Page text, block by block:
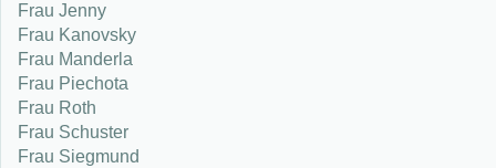
Frau Jenny
Frau Kanovsky
Frau Manderla
Frau Piechota
Frau Roth
Frau Schuster
Frau Siegmund